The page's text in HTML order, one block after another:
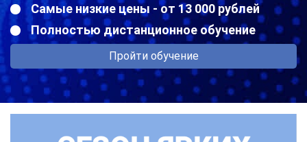
Самые низкие цены - от 13 000 рублей
Полностью дистанционное обучение
Пройти обучение